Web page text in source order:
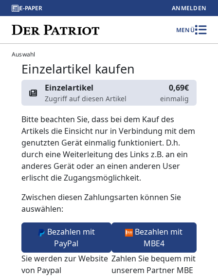
E-PAPER ANMELDEN
MENÜ
Auswahl
Einzelartikel kaufen
Einzelartikel
Zugriff auf diesen Artikel
0,69€
einmalig
Bitte beachten Sie, dass bei dem Kauf des
Artikels die Einsicht nur in Verbindung mit dem
genutzten Gerät einmalig funktioniert. D.h.
durch eine Weiterleitung des Links z.B. an ein
anderes Gerät oder an einen anderen User
erlischt die Zugangsmöglichkeit.
Zwischen diesen Zahlungsarten können Sie
auswählen:
Bezahlen mit
PayPal
Sie werden zur Website
von Paypal
Bezahlen mit
MBE4
Zahlen Sie bequem mit
unserem Partner MBE